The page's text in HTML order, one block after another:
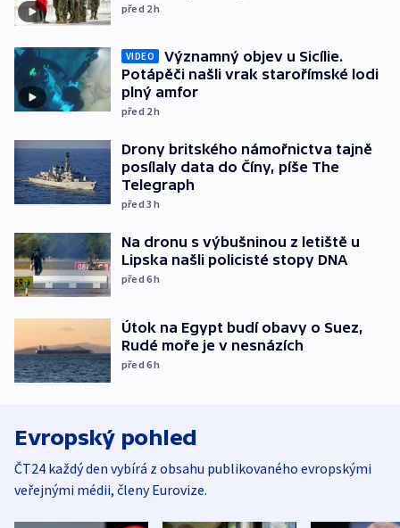
před 2h
VIDEO
Významný objev u Sicílie.
Potápěči našli vrak starořímské lodi
plný amfor
před 2h
Drony britského námořnictva tajně
posílaly data do Číny, píše The
Telegraph
před 3h
Na dronu s výbušninou z letiště u
Lipska našli policisté stopy DNA
před 6h
Útok na Egypt budí obavy o Suez,
Rudé moře je v nesnázích
před 6h
Evropský pohled
ČT24 každý den vybírá z obsahu publikovaného evropskými
veřejnými médii, členy Eurovize.